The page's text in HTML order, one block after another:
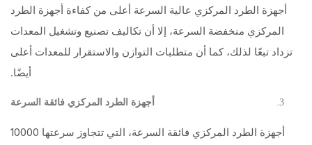
أجهزة الطرد المركزي عالية السرعة أعلى من كفاءة أجهزة الطرد
المركزي منخفضة السرعة، إلا أن تكاليف تصنيع وتشغيل المعدات
تزداد تبعًا لذلك، كما أن متطلبات التوازن والاستقرار للمعدات أعلى
أيضًا.
أجهزة الطرد المركزي فائقة السرعة
أجهزة الطرد المركزي فائقة السرعة، التي تتجاوز سرعتها 10000